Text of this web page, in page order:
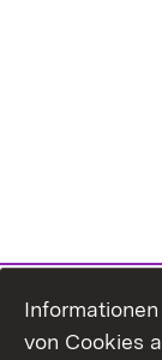
von Cookies